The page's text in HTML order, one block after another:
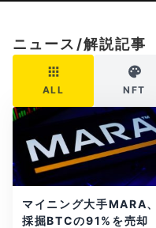
ニュース/解説記事
ALL NFT
マイニング大手MARA、
採掘BTCの91%を売却